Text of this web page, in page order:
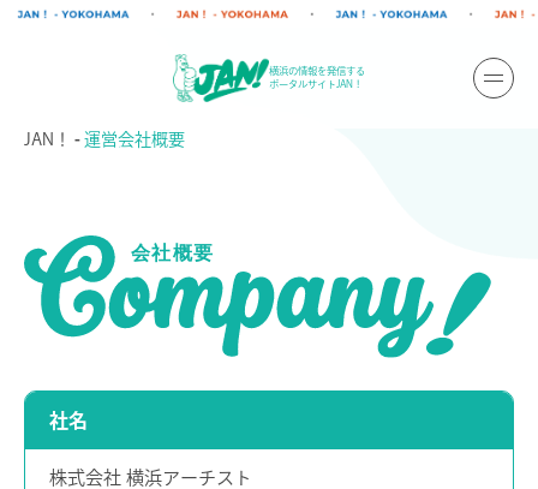
横浜の情報を発信する
ポータルサイトJAN！
JAN！ 運営会社概要
社名
株式会社 横浜アーチスト